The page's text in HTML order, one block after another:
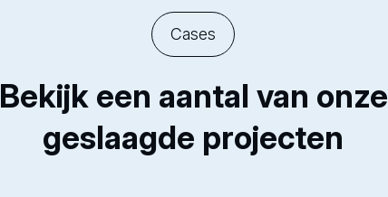
Cases
Bekijk een aantal van onze
geslaagde projecten